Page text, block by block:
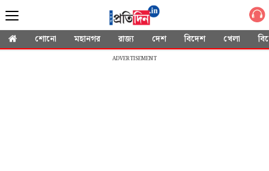
শোনো মহানগর রাজ্য দেশ বিদেশ খেলা
ADVERTISEMENT